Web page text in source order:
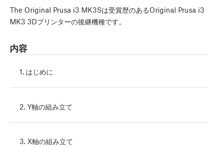
The Original Prusa i3 MK3Sは受賞歴のあるOriginal Prusa i3
MK3 3Dプリンターの後継機種です。
内容
1. はじめに
2. Y軸の組み立て
3. X軸の組み立て